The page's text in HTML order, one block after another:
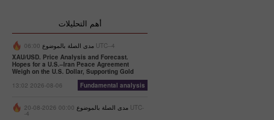
أهم التحليلات
مدى الصلة بالموضوع 06:00 UTC--4
XAU/USD. Price Analysis and Forecast.
Hopes for a U.S.–Iran Peace Agreement
Weigh on the U.S. Dollar, Supporting Gold
13:02 2026-08-06
Fundamental analysis
مدى الصلة بالموضوع 00:00 2026-08-20 UTC-
-4